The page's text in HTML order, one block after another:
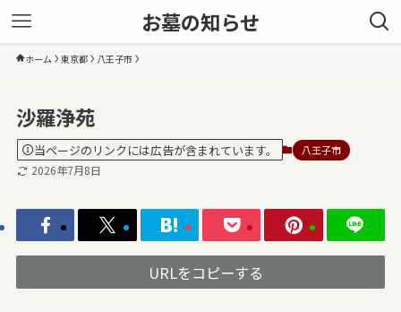
お墓の知らせ
ホーム 東京都 八王子市
沙羅浄苑
当ページのリンクには広告が含まれています。 八王子市
2026年7月8日
URLをコピーする